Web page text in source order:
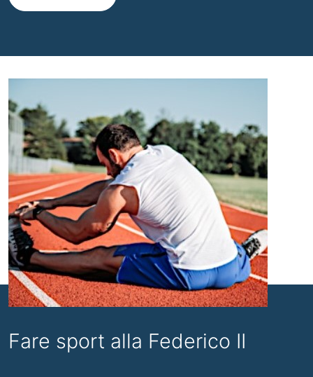
Fare sport alla Federico II